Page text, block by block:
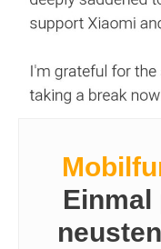
Einmal